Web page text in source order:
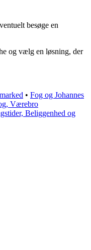
besøge en
og vælg en løsning, der
• Fog og Johannes
Værebro
Beliggenhed og